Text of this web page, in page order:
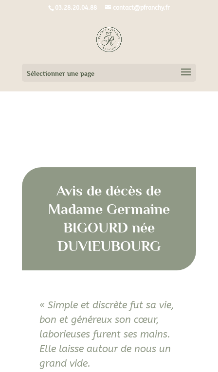
03.28.20.04.88 contact@pfranchy.fr
Sélectionner une page
Avis de décès de
Madame Germaine
BIGOURD née
DUVIEUBOURG
« Simple et discrète fut sa vie,
bon et généreux son cœur,
laborieuses furent ses mains.
Elle laisse autour de nous un
grand vide.